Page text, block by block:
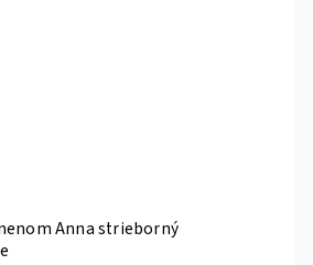
Anna strieborný